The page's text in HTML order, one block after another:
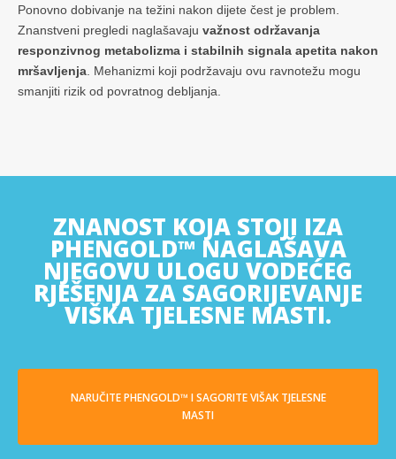
Ponovno dobivanje na težini nakon dijete čest je problem.
Znanstveni pregledi naglašavaju važnost održavanja
responzivnog metabolizma i stabilnih signala apetita nakon
mršavljenja . Mehanizmi koji podržavaju ovu ravnotežu mogu
smanjiti rizik od povratnog debljanja.
ZNANOST KOJA STOJI IZA
PHENGOLD™ NAGLAŠAVA
NJEGOVU ULOGU VODEĆEG
RJEŠENJA ZA SAGORIJEVANJE
VIŠKA TJELESNE MASTI.
NARUČITE PHENGOLD™ I SAGORITE VIŠAK TJELESNE
MASTI